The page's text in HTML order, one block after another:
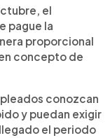
el
pague la
proporcional
concepto de
conozcan
y puedan exigir
el periodo